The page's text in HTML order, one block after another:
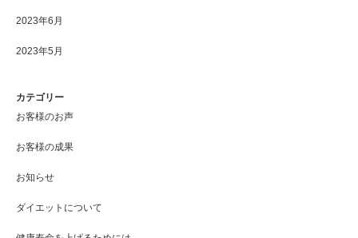
2023年6月
2023年5月
カテゴリー
お客様のお声
お客様の成果
お知らせ
ダイエットについて